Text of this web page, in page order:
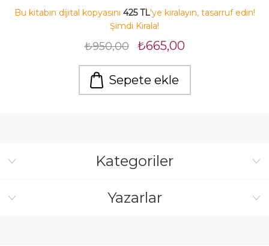
Bu kitabın dijital kopyasını 425 TL'ye kiralayın, tasarruf edin!
Şimdi Kirala!
₺950,00 ₺665,00
Sepete ekle
Kategoriler
Yazarlar